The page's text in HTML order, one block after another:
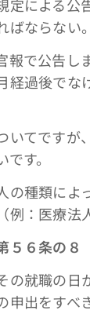
による公
ばならない
報で公告し
経過後でな
いてですが
す。
の種類によ
例：医療法
５６条の８
の就職の日
申出をすべ